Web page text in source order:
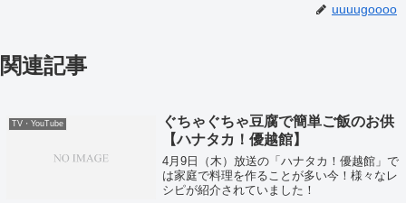
uuuugoooo
関連記事
TV・YouTube
ぐちゃぐちゃ豆腐で簡単ご飯のお供
【ハナタカ！優越館】
4月9日（木）放送の「ハナタカ！優越館」で
は家庭で料理を作ることが多い今！様々なレ
シピが紹介されていました！